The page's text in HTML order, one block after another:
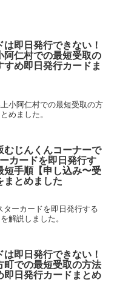
は即日発行できない！
阿仁村での最短受取の
すめ即日発行カードま
小阿仁村での最短受取の方
めました。
むじんくんコーナーで
カードを即日発行す
短手順【申し込み〜受
まとめました
ーカードを即日発行する
解説しました。
は即日発行できない！
町での最短受取の方法
即日発行カードまとめ